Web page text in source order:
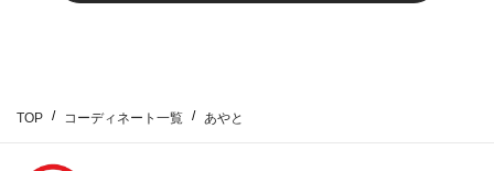
TOP コーディネート一覧 あやと